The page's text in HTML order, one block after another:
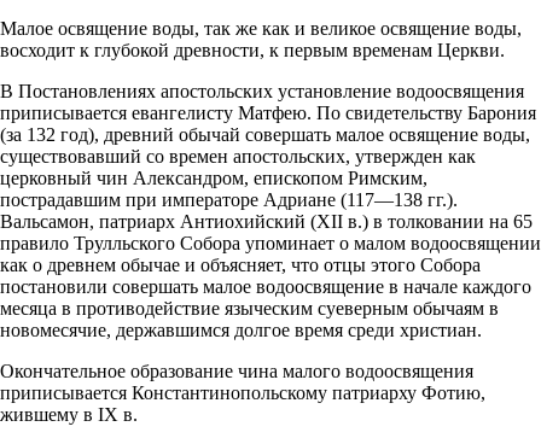
Малое освящение воды, так же как и великое освящение воды,
восходит к глубокой древности, к первым временам Церкви.
В Постановлениях апостольских установление водоосвящения
приписывается евангелисту Матфею. По свидетельству Барония
(за 132 год), древний обычай совершать малое освящение воды,
существовавший со времен апостольских, утвержден как
церковный чин Александром, епископом Римским,
пострадавшим при императоре Адриане (117—138 гг.).
Вальсамон, патриарх Антиохийский (XII в.) в толковании на 65
правило Трулльского Собора упоминает о малом водоосвящении
как о древнем обычае и объясняет, что отцы этого Собора
постановили совершать малое водоосвящение в начале каждого
месяца в противодействие языческим суеверным обычаям в
новомесячие, державшимся долгое время среди христиан.
Окончательное образование чина малого водоосвящения
приписывается Константинопольскому патриарху Фотию,
жившему в IX в.